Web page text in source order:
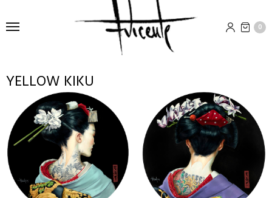
0
YELLOW KIKU
producto
tiene
múltiples
variantes.
Las
opciones
producto
tiene
múltiples
variantes.
Las
opciones